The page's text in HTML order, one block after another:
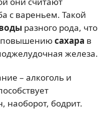
с вареньем. Такой
разного рода, что
повышениюсахара в
железа.
– алкоголь и
наоборот, бодрит.